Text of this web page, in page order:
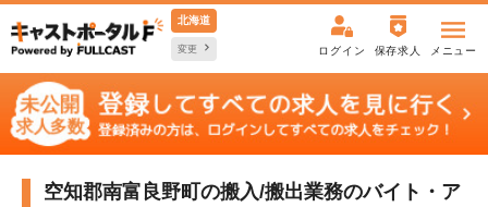
北海道
変更 ログイン 保存求人 メニュー
空知郡南富良野町の搬入/搬出業務のバイト・ア